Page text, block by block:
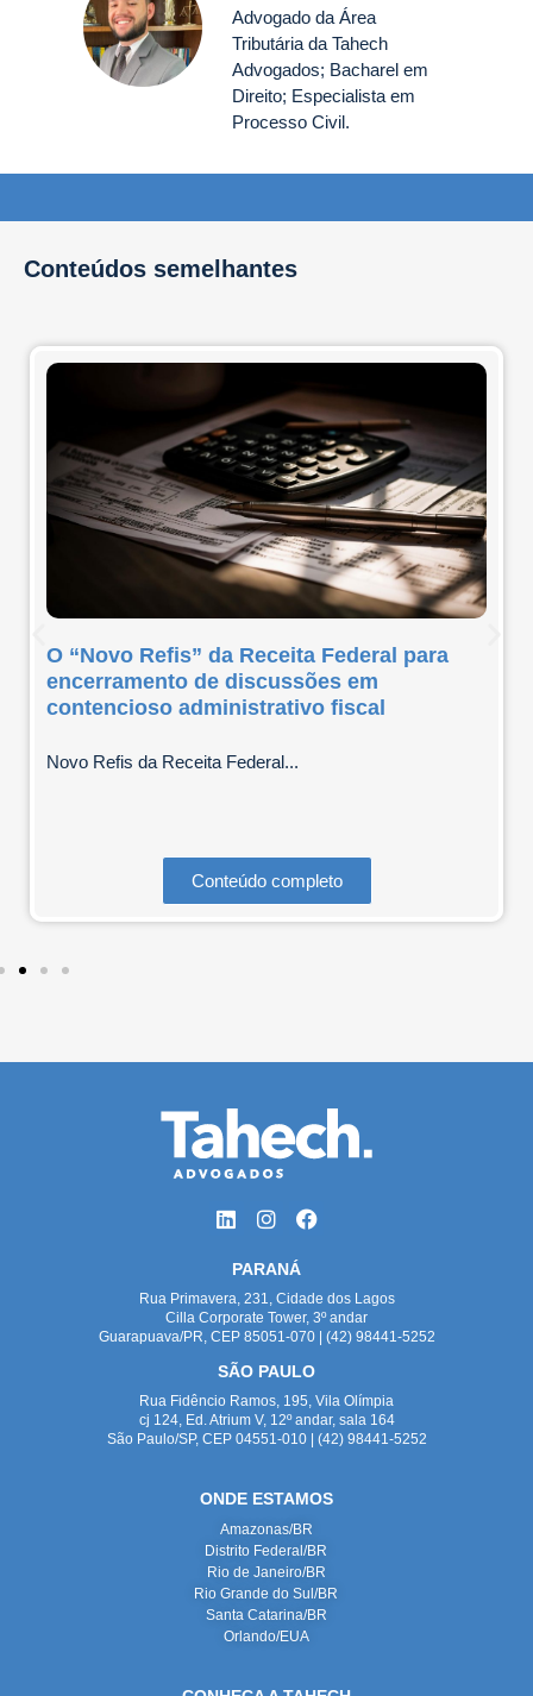
Advogado da Área
Tributária da Tahech
Advogados; Bacharel em
Direito; Especialista em
Processo Civil.
Conteúdos semelhantes
O “Novo Refis” da Receita Federal para
encerramento de discussões em
contencioso administrativo fiscal
Novo Refis da Receita Federal...
Conteúdo completo
PARANÁ
Rua Primavera, 231, Cidade dos Lagos
Cilla Corporate Tower, 3º andar
Guarapuava/PR, CEP 85051-070 | (42) 98441-5252
SÃO PAULO
Rua Fidêncio Ramos, 195, Vila Olímpia
cj 124, Ed. Atrium V, 12º andar, sala 164
São Paulo/SP, CEP 04551-010 | (42) 98441-5252
ONDE ESTAMOS
Amazonas/BR
Distrito Federal/BR
Rio de Janeiro/BR
Rio Grande do Sul/BR
Santa Catarina/BR
Orlando/EUA